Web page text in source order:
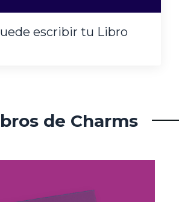
escribir tu Libro
de Charms